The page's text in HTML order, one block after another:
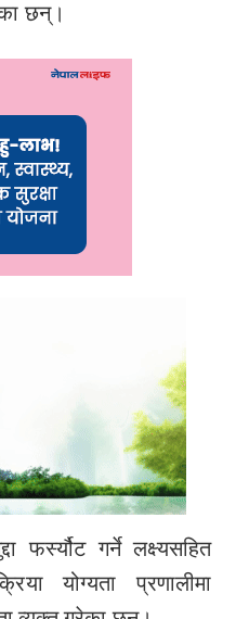
छन्।
फर्स्यौट गर्ने लक्ष्यसहित
योग्यता प्रणालीमा